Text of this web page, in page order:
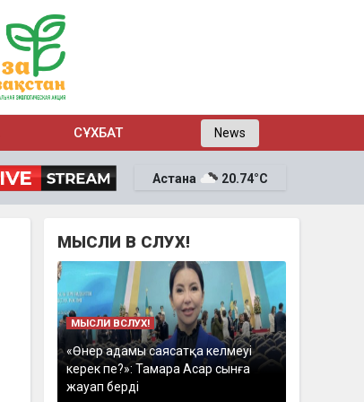
СҰХБАТ News
Астана 20.74°C
МЫСЛИ В СЛУХ!
МЫСЛИ ВСЛУХ!
«Өнер адамы саясатқа келмеуі
керек пе?»: Тамара Асар сынға
жауап берді